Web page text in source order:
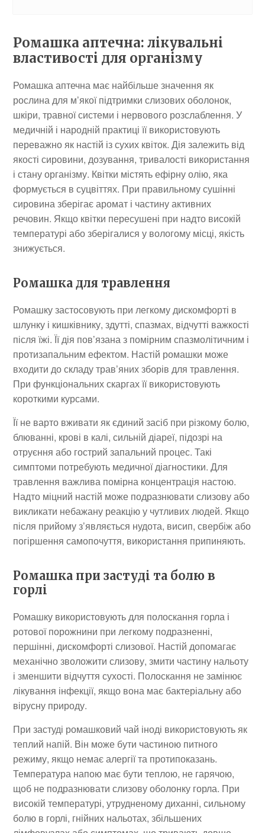
Ромашка аптечна: лікувальні
властивості для організму
Ромашка аптечна має найбільше значення як
рослина для м’якої підтримки слизових оболонок,
шкіри, травної системи і нервового розслаблення. У
медичній і народній практиці її використовують
переважно як настій із сухих квіток. Дія залежить від
якості сировини, дозування, тривалості використання
і стану організму. Квітки містять ефірну олію, яка
формується в суцвіттях. При правильному сушінні
сировина зберігає аромат і частину активних
речовин. Якщо квітки пересушені при надто високій
температурі або зберігалися у вологому місці, якість
знижується.
Ромашка для травлення
Ромашку застосовують при легкому дискомфорті в
шлунку і кишківнику, здутті, спазмах, відчутті важкості
після їжі. Її дія пов’язана з помірним спазмолітичним і
протизапальним ефектом. Настій ромашки може
входити до складу трав’яних зборів для травлення.
При функціональних скаргах її використовують
короткими курсами.
Її не варто вживати як єдиний засіб при різкому болю,
блюванні, крові в калі, сильній діареї, підозрі на
отруєння або гострий запальний процес. Такі
симптоми потребують медичної діагностики. Для
травлення важлива помірна концентрація настою.
Надто міцний настій може подразнювати слизову або
викликати небажану реакцію у чутливих людей. Якщо
після прийому з’являється нудота, висип, свербіж або
погіршення самопочуття, використання припиняють.
Ромашка при застуді та болю в
горлі
Ромашку використовують для полоскання горла і
ротової порожнини при легкому подразненні,
першінні, дискомфорті слизової. Настій допомагає
механічно зволожити слизову, змити частину нальоту
і зменшити відчуття сухості. Полоскання не замінює
лікування інфекції, якщо вона має бактеріальну або
вірусну природу.
При застуді ромашковий чай іноді використовують як
теплий напій. Він може бути частиною питного
режиму, якщо немає алергії та протипоказань.
Температура напою має бути теплою, не гарячою,
щоб не подразнювати слизову оболонку горла. При
високій температурі, утрудненому диханні, сильному
болю в горлі, гнійних нальотах, збільшених